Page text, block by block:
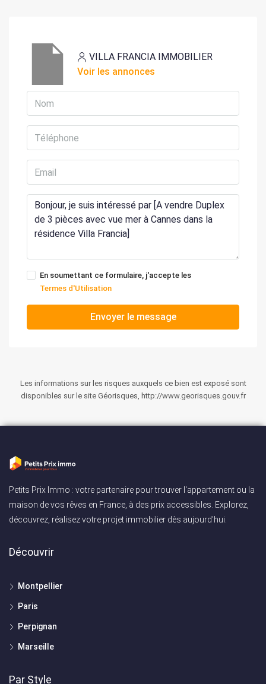
VILLA FRANCIA IMMOBILIER
Voir les annonces
En soumettant ce formulaire, j'accepte les
Termes d'Utilisation
Envoyer le message
Les informations sur les risques auxquels ce bien est exposé sont
disponibles sur le site Géorisques, http://www.georisques.gouv.fr
Petits Prix Immo : votre partenaire pour trouver l'appartement ou la
maison de vos rêves en France, à des prix accessibles. Explorez,
découvrez, réalisez votre projet immobilier dès aujourd'hui.
Découvrir
Montpellier
Paris
Perpignan
Marseille
Par Style